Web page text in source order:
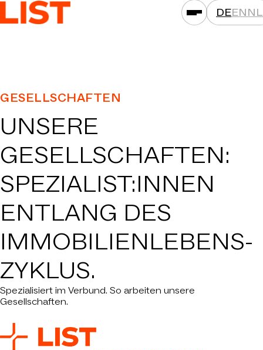
DEENNL
ASSETKLASSEN
STANDORTE
PROJEKTE
NEWS
GESELLSCHAFTEN
DAS IST LIST
KARRIERE
KONTAKT
GESELLSCHAFTEN
UNSERE
GESELLSCHAFTEN:
SPEZIALIST:INNEN
ENTLANG DES
IMMOBILIEN­LEBENS­
ZYKLUS.
Spezialisiert im Verbund. So arbeiten unsere
Gesellschaften.